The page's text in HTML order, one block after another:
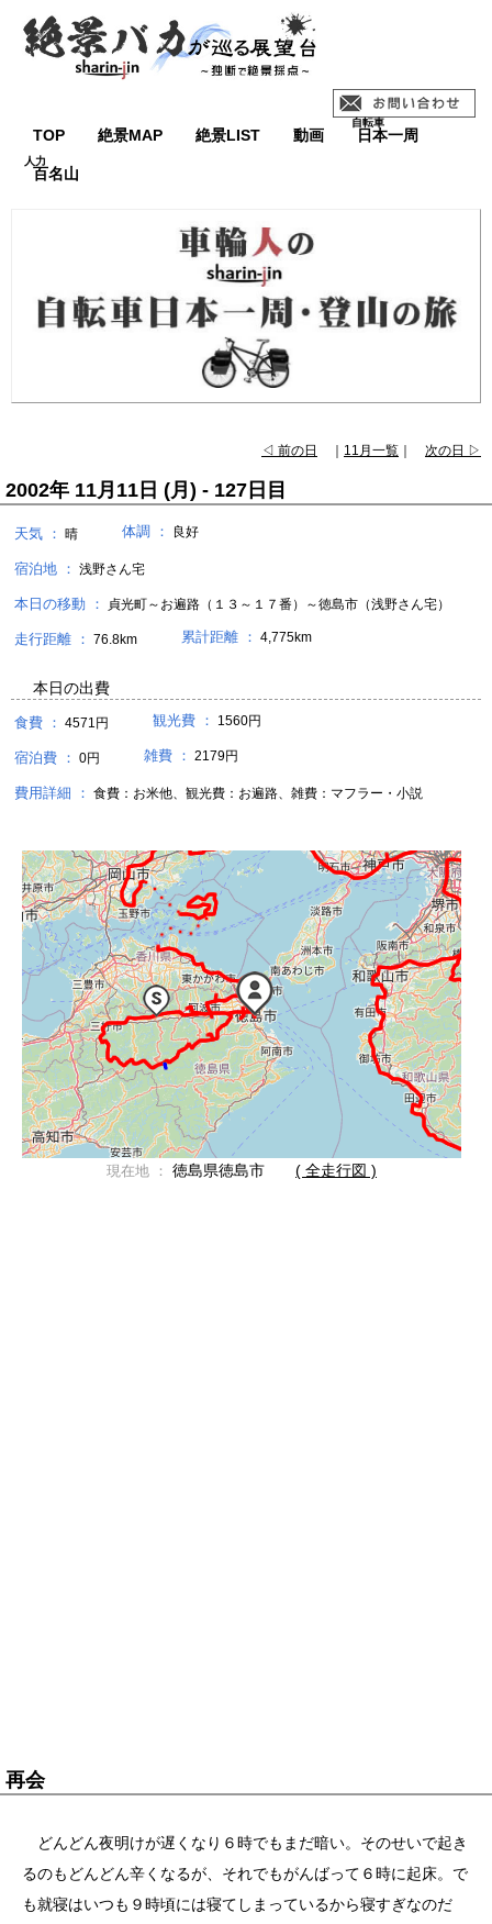
TOP 絶景MAP 絶景LIST 動画 日本一周
百名山
◁ 前の日 11月一覧 次の日 ▷
2002年 11月11日 (月) - 127日目
天気 ： 晴 体調 ： 良好
宿泊地 ： 浅野さん宅
本日の移動 ： 貞光町～お遍路（１３～１７番）～徳島市（浅野さん宅）
走行距離 ： 76.8km 累計距離 ： 4,775km
本日の出費
食費 ： 4571円 観光費 ： 1560円
宿泊費 ： 0円 雑費 ： 2179円
費用詳細 ： 食費：お米他、観光費：お遍路、雑費：マフラー・小説
現在地 ： 徳島県徳島市 ( 全走行図 )
再会
どんどん夜明けが遅くなり６時でもまだ暗い。そのせいで起き
るのもどんどん辛くなるが、それでもがんばって６時に起床。で
も就寝はいつも９時頃には寝てしまっているから寝すぎなのだ